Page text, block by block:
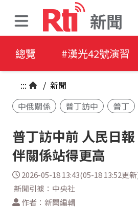
新聞
總覽 #漢光42號演習
::: / 新聞
中俄關係
普丁訪中 普丁
普丁訪中前 人民日
伴關係站得更高
2026-05-18 13:43(05-18 13:52更
新聞引據：中央社
作者：新聞編輯